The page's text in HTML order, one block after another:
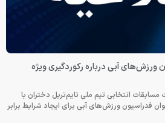
ورزش‌های آبی درباره رکوردگیری ویژه
انتخابی تیم ملی تایم‌تریل دختران با
فدراسیون ورزش‌های آبی برای ایجاد شرایط برابر